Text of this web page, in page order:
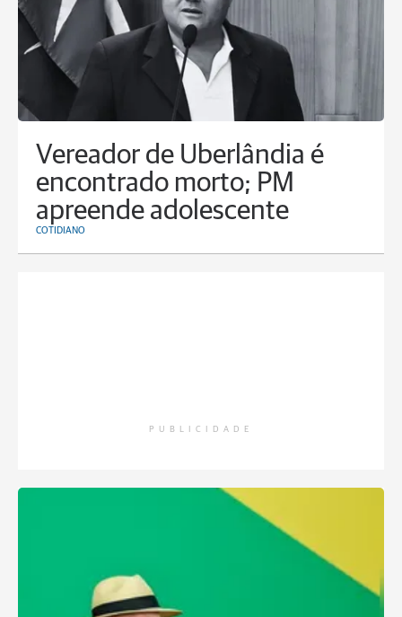
Vereador de Uberlândia é
encontrado morto; PM
apreende adolescente
COTIDIANO
PUBLICIDADE